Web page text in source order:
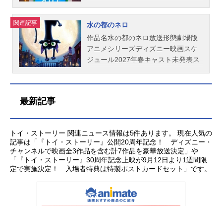
ダ・シュエ製作総指揮：ピート・ド
クター製作：デニス・リーム視覚効
果監修：サンジェイ・バクシプロダ
クション・デザイナー：ドン・シャ
ンク編...
子ハズカシ：村上（マヂカルラブリ
ー）イイナー：花澤香菜ダリィ：坂
本真綾ランス：中村悠一ブルーフィ
ー：武内駿輔ポーチー：花江夏樹ス
タッフ監督：ケルシー・マン制作：
星つなぎのエリオ放送形態劇場版ア
ニメスケジュール2025年8月1日
（金）キャストエリオ：川原瑛都グ
ロードン：佐藤大空オーヴァ：渡辺
直美オルガ：清野菜名ウゥゥゥゥ：
ィアン ドミー・シー エイドリア
ン・モリーナ制作：メアリー・アリ
ス・ドラム配給：ウォルト・ディズ
ニー・ジャパン主題歌ED：「リボ
季節2025...
送形態劇場版アニメシリーズディズ
ニー映画スケジュール2026年3月13
日（金）キャストメイベル：芳根京
子キング・ジョージ：小手伸也ロー
フ：宮田俊哉（Kis-My-Ft2）ジェリ
（平成フラミンゴ）スタッフ監督：
ダニエル・チョン制作：ニコル・パ
ラディス・グリンドル配給：ウォル
ト・ディズニー・ジャパン公開開始
ney/Pixar.AllRightsReserved.『私が
ビーバーになる時』公式サイト「デ
常は大きく変わる。「みんなの時間
がタブレットに支配されている」─他
の子どもと同じように画面に夢中に
なり、このままでは遊びの中で輝い
ていたボニーの笑顔が失われてい
ちと出会い、思いがけない協力によ
って物語は新たな方向へ──。「ト
イ・ストーリー」が描き続けてき
た、人間とおもちゃの絆。その先に
トイ・ストーリー5放送形態劇場版ア
ニメシリーズトイ・ストーリースケ
関連記事
水の都のネロ
作品名水の都のネロ放送形態劇場版
アニメシリーズディズニー映画スケ
ジュール2027年春キャスト未発表ス
最新記事
トイ・ストーリー 関連ニュース情報は5件あります。 現在人気の
記事は「『トイ・ストーリー』公開20周年記念！ ディズニー・
チャンネルで映画全3作品を含む計7作品を豪華放送決定」や
「『トイ・ストーリー』30周年記念上映が9月12日より1週間限
定で実施決定！ 入場者特典は特製ポストカードセット」です。